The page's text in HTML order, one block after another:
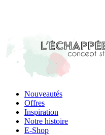
Nouveautés
Offres
Inspiration
Notre histoire
E-Shop